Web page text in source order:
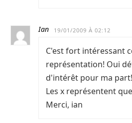
Ian 19/01/2009 À 02:12
C'est fort intéressant
représentation! Oui
d'intérêt pour ma part!
Les x représentent
Merci, ian